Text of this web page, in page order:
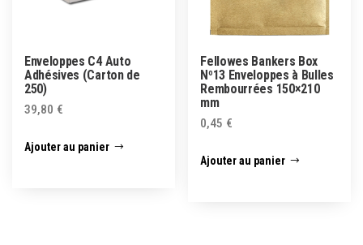
Enveloppes C4 Auto
Adhésives (Carton de
250)
39,80 €
Ajouter au panier
Fellowes Bankers Box
Nº13 Enveloppes à Bulles
Rembourrées 150×210
mm
0,45 €
Ajouter au panier